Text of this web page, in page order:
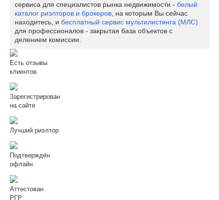
сервиса для специалистов рынка недвижимости - белый
каталог риэлторов и брокеров , на которым Вы сейчас
находитесь, и бесплатный сервис мультилистинга (МЛС)
для профессионалов - закрытая база объектов с
делением комиссии.
Есть отзывы
клиентов
Зарегистрирован
на сайте
Лучший риэлтор
Подтверждён
офлайн
Аттестован
РГР